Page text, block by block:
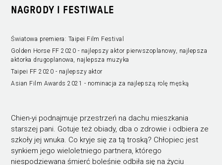
NAGRODY I FESTIWALE
Światowa premiera: Taipei Film Festival
Golden Horse FF 2020 - najlepszy aktor pierwszoplanowy, najlepsza
aktorka drugoplanowa, najlepsza muzyka
Taipei FF 2020 - najlepszy aktor
Asian Film Awards 2021 - nominacja za najlepszą rolę męską
Chien-yi podnajmuje przestrzeń na dachu mieszkania
starszej pani. Gotuje też obiady, dba o zdrowie i odbiera ze
szkoły jej wnuka. Co kryje się za tą troską? Chłopiec jest
synkiem jego wieloletniego partnera, którego
niespodziewana śmierć boleśnie odbiła się na życiu